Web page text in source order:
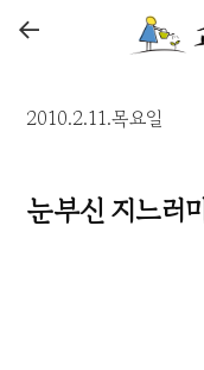
←
2010.2.11.목요일
눈부신 지느러